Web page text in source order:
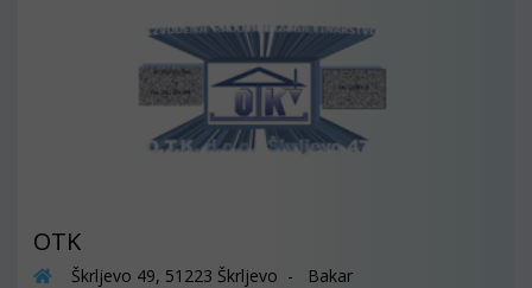
OTK
Škrljevo 49, 51223 Škrljevo - Bakar